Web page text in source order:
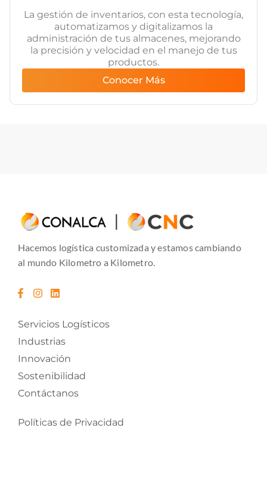
La gestión de inventarios, con esta tecnología,
automatizamos y digitalizamos la
administración de tus almacenes, mejorando
la precisión y velocidad en el manejo de tus
productos.
Conocer Más
Hacemos logística customizada y estamos cambiando
al mundo Kilometro a Kilometro.
Servicios Logísticos
Industrias
Innovación
Sostenibilidad
Contáctanos
Políticas de Privacidad